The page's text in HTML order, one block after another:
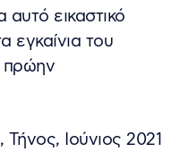
εικαστικό
εγκαίνια του
πρώην
Ιούνιος 2021